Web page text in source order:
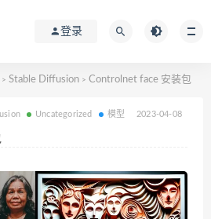
登录
> Stable Diffusion > Controlnet face 安装包
Uncategorized 模型 2023-04-08